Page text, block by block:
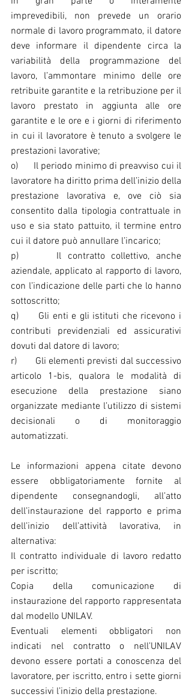
imprevedibili, non prevede un orario
normale di lavoro programmato, il datore
deve informare il dipendente circa la
variabilità della programmazione del
lavoro, l’ammontare minimo delle ore
retribuite garantite e la retribuzione per il
lavoro prestato in aggiunta alle ore
garantite e le ore e i giorni di riferimento
in cui il lavoratore è tenuto a svolgere le
prestazioni lavorative;
o)      Il periodo minimo di preavviso cui il
lavoratore ha diritto prima dell’inizio della
prestazione lavorativa e, ove ciò sia
consentito dalla tipologia contrattuale in
uso e sia stato pattuito, il termine entro
cui il datore può annullare l’incarico;
p)      Il contratto collettivo, anche
aziendale, applicato al rapporto di lavoro,
con l’indicazione delle parti che lo hanno
sottoscritto;
q)      Gli enti e gli istituti che ricevono i
contributi previdenziali ed assicurativi
dovuti dal datore di lavoro;
r)       Gli elementi previsti dal successivo
articolo 1-bis, qualora le modalità di
esecuzione della prestazione siano
organizzate mediante l’utilizzo di sistemi
decisionali o di monitoraggio
automatizzati.
Le informazioni appena citate devono
essere obbligatoriamente fornite al
dipendente consegnandogli, all’atto
dell’instaurazione del rapporto e prima
dell’inizio dell’attività lavorativa, in
alternativa:
Il contratto individuale di lavoro redatto
per iscritto;
Copia della comunicazione di
instaurazione del rapporto rappresentata
dal modello UNILAV.
Eventuali elementi obbligatori non
indicati nel contratto o nell’UNILAV
devono essere portati a conoscenza del
lavoratore, per iscritto, entro i sette giorni
successivi l’inizio della prestazione.